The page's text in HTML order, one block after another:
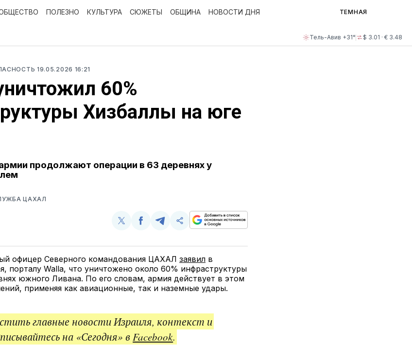
Тель-Авив +31° $ 3.01 · € 3.48
ПОЛЕЗНО КУЛЬТУРА СЮЖЕТЫ ОБЩИНА НОВОСТИ ДНЯ ТЕМНАЯ
19.05.2026 16:21
60%
Хизбаллы на юге
продолжают операции в 63 деревнях у
ЦАХАЛ
Поделиться
Twitter
Поделиться
Facebook
Поделиться
Telegram
Скопируйте
поделитесь
офицер Северного командования ЦАХАЛ заявил в
порталу Walla, что уничтожено около 60% инфраструктуры
южного Ливана. По его словам, армия действует в этом
применяя как авиационные, так и наземные удары.
главные новости Израиля, контекст и
на «Сегодня» вFacebook.